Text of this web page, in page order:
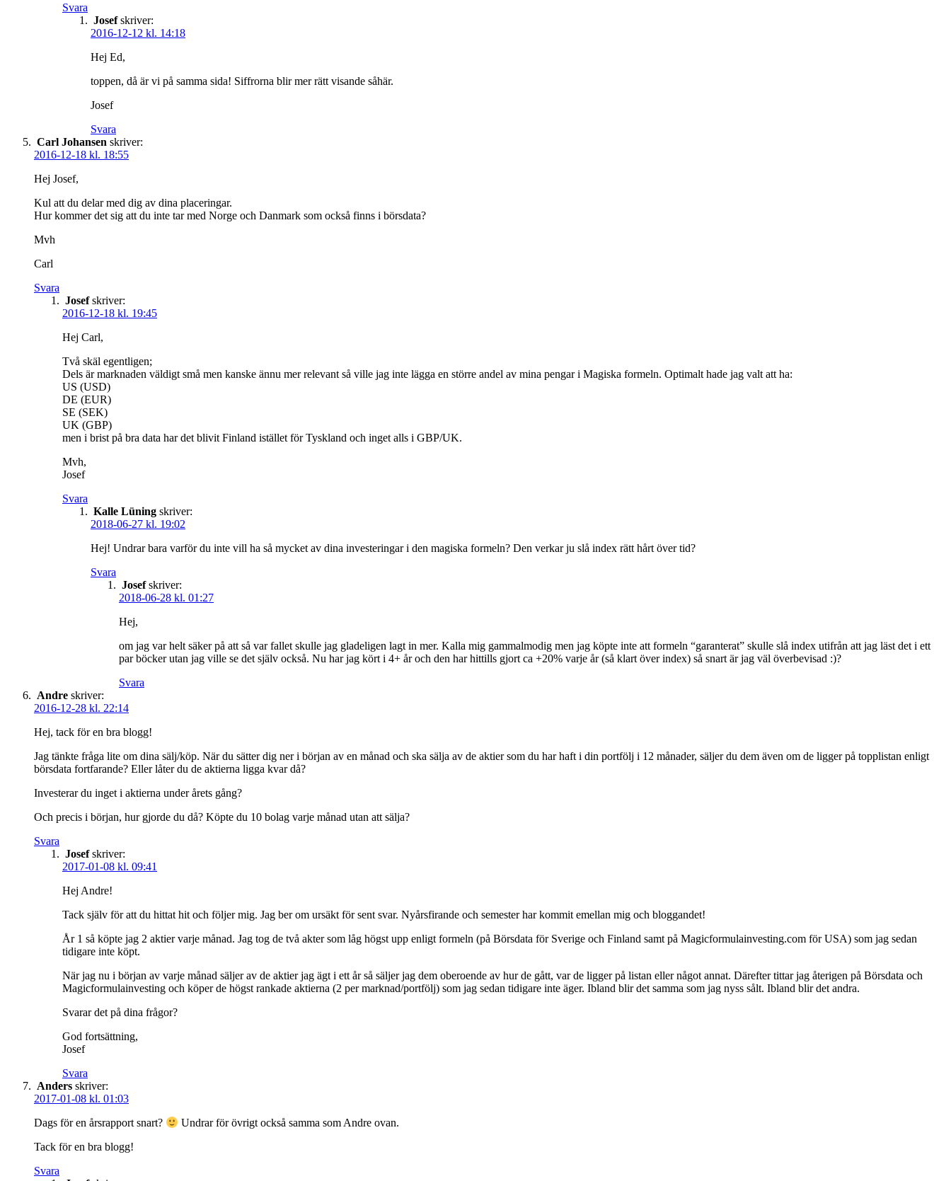
Svara
Josef skriver:
2016-12-12 kl. 14:18
Hej Ed,
toppen, då är vi på samma sida! Siffrorna blir mer rätt visande såhär.
Josef
Svara
Carl Johansen skriver:
2016-12-18 kl. 18:55
Hej Josef,
Kul att du delar med dig av dina placeringar.
Hur kommer det sig att du inte tar med Norge och Danmark som också finns i börsdata?
Mvh
Carl
Svara
Josef skriver:
2016-12-18 kl. 19:45
Hej Carl,
Två skäl egentligen;
Dels är marknaden väldigt små men kanske ännu mer relevant så ville jag inte lägga en större andel av mina pengar i Magiska formeln. Optimalt hade jag valt att ha:
US (USD)
DE (EUR)
SE (SEK)
UK (GBP)
men i brist på bra data har det blivit Finland istället för Tyskland och inget alls i GBP/UK.
Mvh,
Josef
Svara
Kalle Lüning skriver:
2018-06-27 kl. 19:02
Hej! Undrar bara varför du inte vill ha så mycket av dina investeringar i den magiska formeln? Den verkar ju slå index rätt hårt över tid?
Svara
Josef skriver:
2018-06-28 kl. 01:27
Hej,
om jag var helt säker på att så var fallet skulle jag gladeligen lagt in mer. Kalla mig gammalmodig men jag köpte inte att formeln “garanterat” skulle slå index utifrån att jag läst det i ett
par böcker utan jag ville se det själv också. Nu har jag kört i 4+ år och den har hittills gjort ca +20% varje år (så klart över index) så snart är jag väl överbevisad :)?
Svara
Andre skriver:
2016-12-28 kl. 22:14
Hej, tack för en bra blogg!
Jag tänkte fråga lite om dina sälj/köp. När du sätter dig ner i början av en månad och ska sälja av de aktier som du har haft i din portfölj i 12 månader, säljer du dem även om de ligger på topplistan enligt
börsdata fortfarande? Eller låter du de aktierna ligga kvar då?
Investerar du inget i aktierna under årets gång?
Och precis i början, hur gjorde du då? Köpte du 10 bolag varje månad utan att sälja?
Svara
Josef skriver:
2017-01-08 kl. 09:41
Hej Andre!
Tack själv för att du hittat hit och följer mig. Jag ber om ursäkt för sent svar. Nyårsfirande och semester har kommit emellan mig och bloggandet!
År 1 så köpte jag 2 aktier varje månad. Jag tog de två akter som låg högst upp enligt formeln (på Börsdata för Sverige och Finland samt på Magicformulainvesting.com för USA) som jag sedan
tidigare inte köpt.
När jag nu i början av varje månad säljer av de aktier jag ägt i ett år så säljer jag dem oberoende av hur de gått, var de ligger på listan eller något annat. Därefter tittar jag återigen på Börsdata och
Magicformulainvesting och köper de högst rankade aktierna (2 per marknad/portfölj) som jag sedan tidigare inte äger. Ibland blir det samma som jag nyss sålt. Ibland blir det andra.
Svarar det på dina frågor?
God fortsättning,
Josef
Svara
Anders skriver:
2017-01-08 kl. 01:03
Dags för en årsrapport snart?
Undrar för övrigt också samma som Andre ovan.
Tack för en bra blogg!
Svara